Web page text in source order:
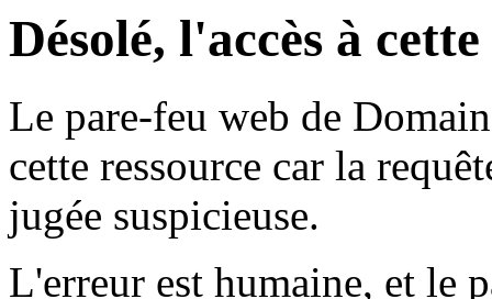
Désolé, l'accès à
Le pare-feu web de
cette ressource car la
jugée suspicieuse.
L'erreur est humaine, et le